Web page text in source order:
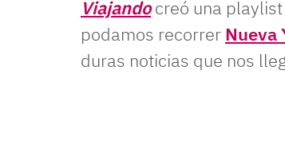
Viajandocreó una playlist
podamos recorrer Nueva
duras noticias que nos